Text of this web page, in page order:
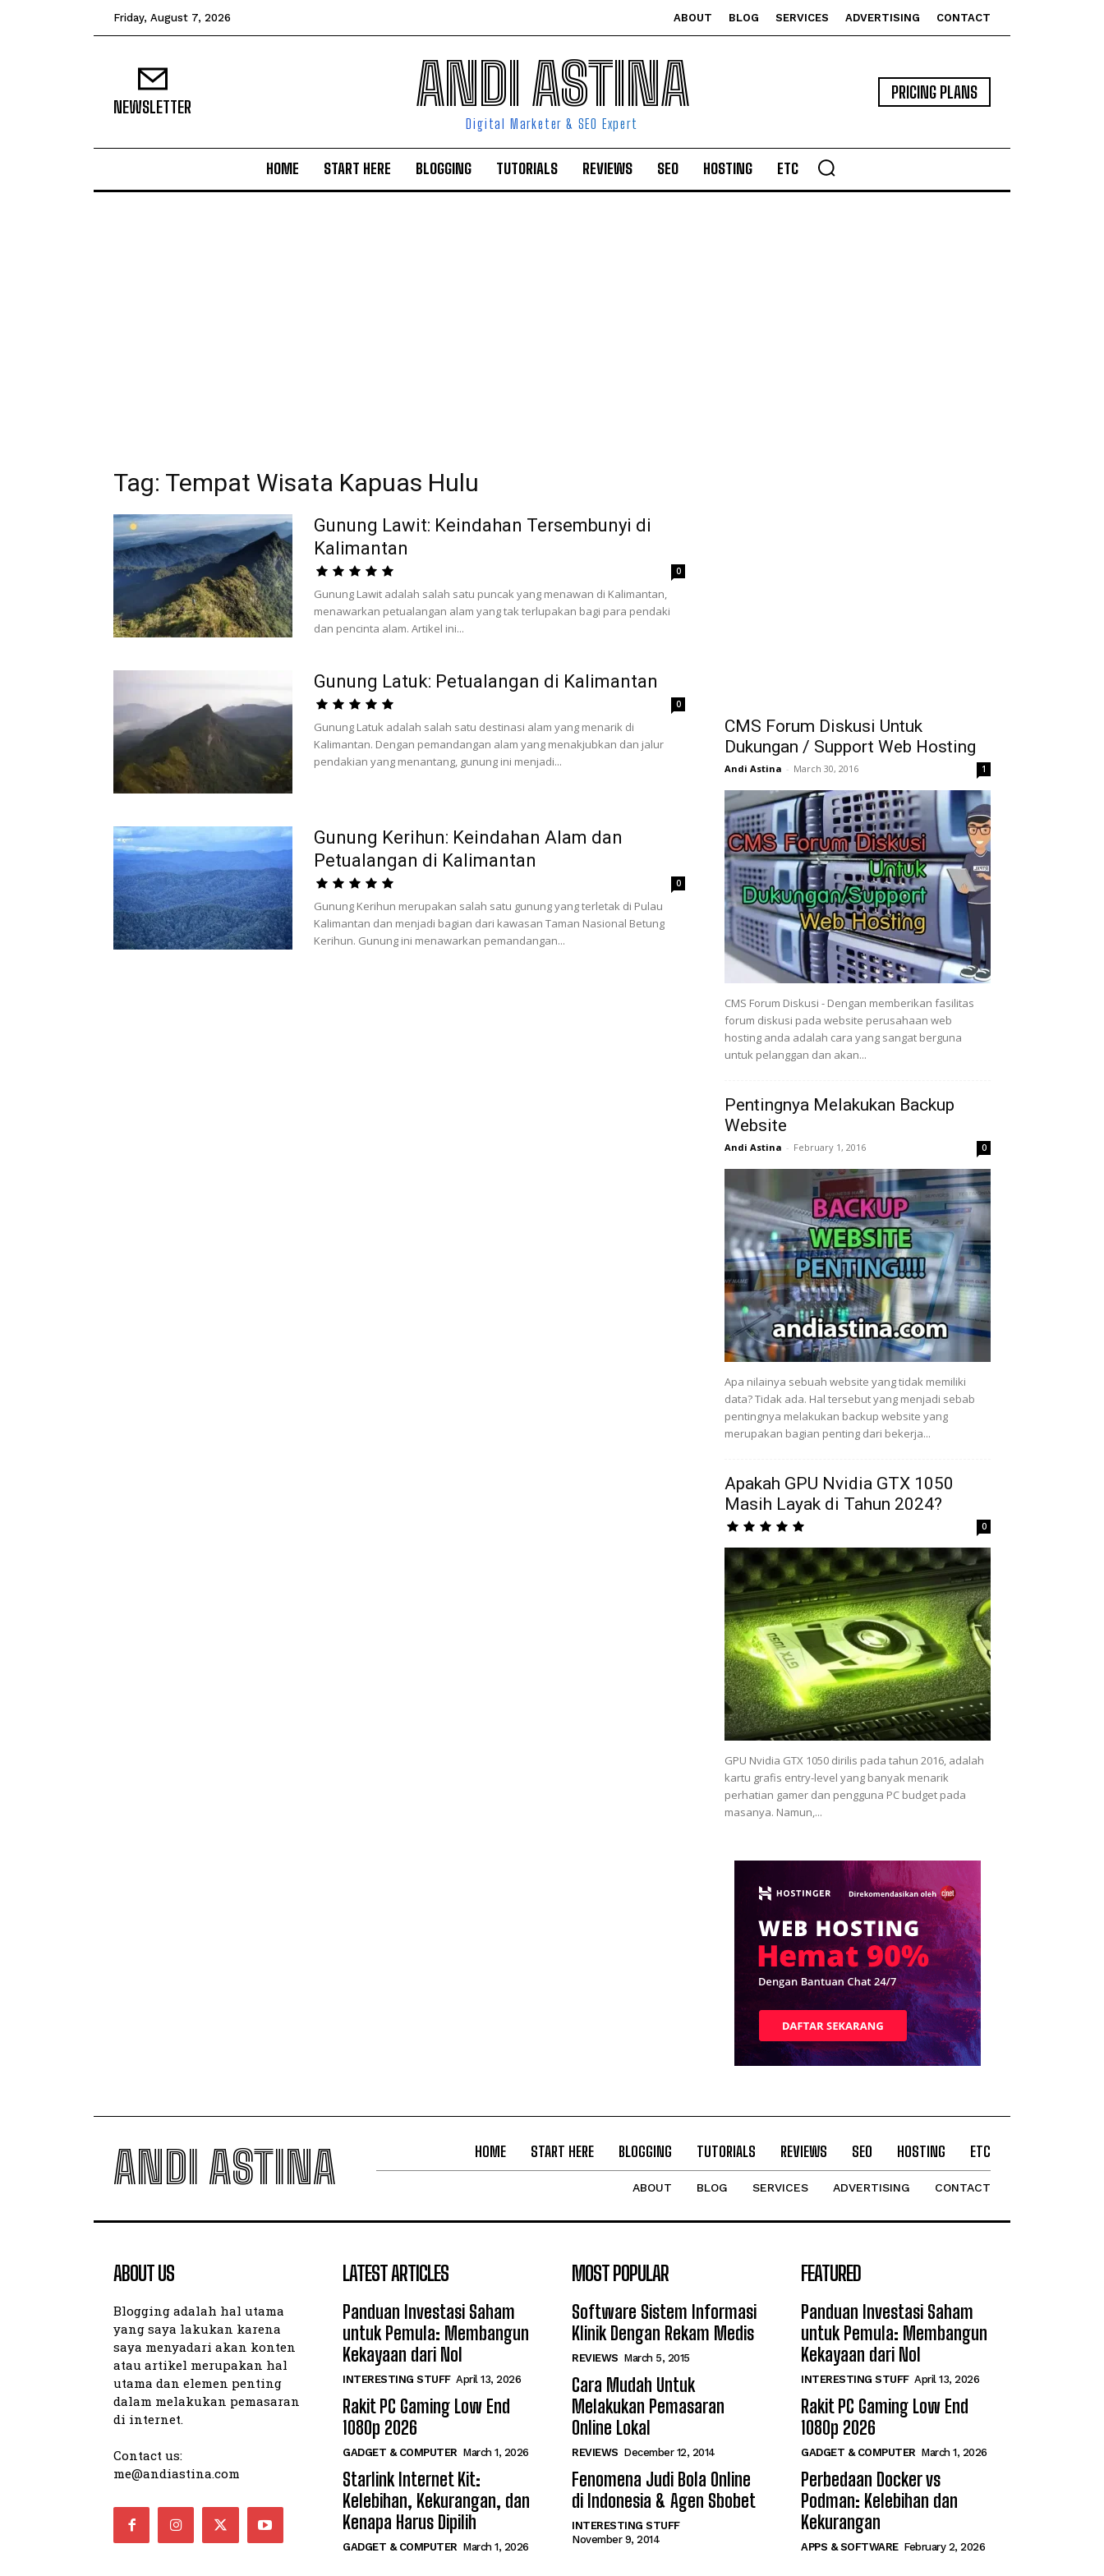
Friday, August 7, 2026 ABOUT BLOG SERVICES ADVERTISING CONTACT
NEWSLETTER ANDI ASTINA
Digital Marketer & SEO Expert
PRICING PLANS
HOME START HERE BLOGGING TUTORIALS REVIEWS SEO HOSTING ETC
Tag: Tempat Wisata Kapuas Hulu
Gunung Lawit: Keindahan Tersembunyi di
Kalimantan
0
Gunung Lawit adalah salah satu puncak yang menawan di Kalimantan,
menawarkan petualangan alam yang tak terlupakan bagi para pendaki
dan pencinta alam. Artikel ini...
Gunung Latuk: Petualangan di Kalimantan
0
Gunung Latuk adalah salah satu destinasi alam yang menarik di
Kalimantan. Dengan pemandangan alam yang menakjubkan dan jalur
pendakian yang menantang, gunung ini menjadi...
Gunung Kerihun: Keindahan Alam dan
Petualangan di Kalimantan
0
Gunung Kerihun merupakan salah satu gunung yang terletak di Pulau
Kalimantan dan menjadi bagian dari kawasan Taman Nasional Betung
Kerihun. Gunung ini menawarkan pemandangan...
CMS Forum Diskusi Untuk
Dukungan / Support Web Hosting
Andi Astina - March 30, 2016 1
CMS Forum Diskusi - Dengan memberikan fasilitas
forum diskusi pada website perusahaan web
hosting anda adalah cara yang sangat berguna
untuk pelanggan dan akan...
Pentingnya Melakukan Backup
Website
Andi Astina - February 1, 2016 0
Apa nilainya sebuah website yang tidak memiliki
data? Tidak ada. Hal tersebut yang menjadi sebab
pentingnya melakukan backup website yang
merupakan bagian penting dari bekerja...
Apakah GPU Nvidia GTX 1050
Masih Layak di Tahun 2024?
0
GPU Nvidia GTX 1050 dirilis pada tahun 2016, adalah
kartu grafis entry-level yang banyak menarik
perhatian gamer dan pengguna PC budget pada
masanya. Namun,...
ANDI ASTINA HOME START HERE BLOGGING TUTORIALS REVIEWS SEO HOSTING ETC
ABOUT BLOG SERVICES ADVERTISING CONTACT
ABOUT US
Blogging adalah hal utama
yang saya lakukan karena
saya menyadari akan konten
atau artikel merupakan hal
utama dan elemen penting
dalam melakukan pemasaran
di internet.
Contact us:
me@andiastina.com
LATEST ARTICLES
Panduan Investasi Saham
untuk Pemula: Membangun
Kekayaan dari Nol
INTERESTING STUFF April 13, 2026
Rakit PC Gaming Low End
1080p 2026
GADGET & COMPUTER March 1, 2026
Starlink Internet Kit:
Kelebihan, Kekurangan, dan
Kenapa Harus Dipilih
GADGET & COMPUTER March 1, 2026
MOST POPULAR
Software Sistem Informasi
Klinik Dengan Rekam Medis
REVIEWS March 5, 2015
Cara Mudah Untuk
Melakukan Pemasaran
Online Lokal
REVIEWS December 12, 2014
Fenomena Judi Bola Online
di Indonesia & Agen Sbobet
INTERESTING STUFF
November 9, 2014
FEATURED
Panduan Investasi Saham
untuk Pemula: Membangun
Kekayaan dari Nol
INTERESTING STUFF April 13, 2026
Rakit PC Gaming Low End
1080p 2026
GADGET & COMPUTER March 1, 2026
Perbedaan Docker vs
Podman: Kelebihan dan
Kekurangan
APPS & SOFTWARE February 2, 2026